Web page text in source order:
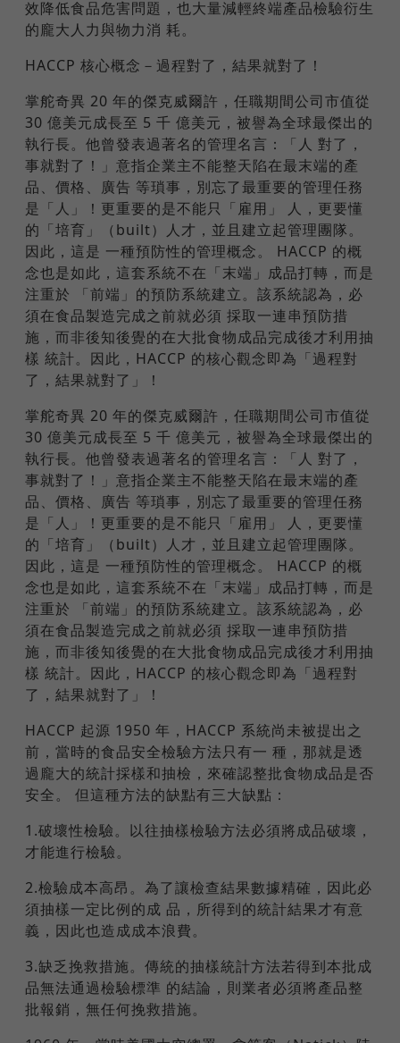
效降低食品危害問題，也大量減輕終端產品檢驗衍生
的龐大人力與物力消 耗。
HACCP 核心概念－過程對了，結果就對了！
掌舵奇異 20 年的傑克威爾許，任職期間公司市值從
30 億美元成長至 5 千 億美元，被譽為全球最傑出的
執行長。他曾發表過著名的管理名言：「人 對了，
事就對了！」意指企業主不能整天陷在最末端的產
品、價格、廣告 等瑣事，別忘了最重要的管理任務
是「人」！更重要的是不能只「雇用」 人，更要懂
的「培育」（built）人才，並且建立起管理團隊。
因此，這是 一種預防性的管理概念。 HACCP 的概
念也是如此，這套系統不在「末端」成品打轉，而是
注重於 「前端」的預防系統建立。該系統認為，必
須在食品製造完成之前就必須 採取一連串預防措
施，而非後知後覺的在大批食物成品完成後才利用抽
樣 統計。因此，HACCP 的核心觀念即為「過程對
了，結果就對了」！
掌舵奇異 20 年的傑克威爾許，任職期間公司市值從
30 億美元成長至 5 千 億美元，被譽為全球最傑出的
執行長。他曾發表過著名的管理名言：「人 對了，
事就對了！」意指企業主不能整天陷在最末端的產
品、價格、廣告 等瑣事，別忘了最重要的管理任務
是「人」！更重要的是不能只「雇用」 人，更要懂
的「培育」（built）人才，並且建立起管理團隊。
因此，這是 一種預防性的管理概念。 HACCP 的概
念也是如此，這套系統不在「末端」成品打轉，而是
注重於 「前端」的預防系統建立。該系統認為，必
須在食品製造完成之前就必須 採取一連串預防措
施，而非後知後覺的在大批食物成品完成後才利用抽
樣 統計。因此，HACCP 的核心觀念即為「過程對
了，結果就對了」！
HACCP 起源 1950 年，HACCP 系統尚未被提出之
前，當時的食品安全檢驗方法只有一 種，那就是透
過龐大的統計採樣和抽檢，來確認整批食物成品是否
安全。 但這種方法的缺點有三大缺點：
1.破壞性檢驗。以往抽樣檢驗方法必須將成品破壞，
才能進行檢驗。
2.檢驗成本高昂。為了讓檢查結果數據精確，因此必
須抽樣一定比例的成 品，所得到的統計結果才有意
義，因此也造成成本浪費。
3.缺乏挽救措施。傳統的抽樣統計方法若得到本批成
品無法通過檢驗標準 的結論，則業者必須將產品整
批報銷，無任何挽救措施。